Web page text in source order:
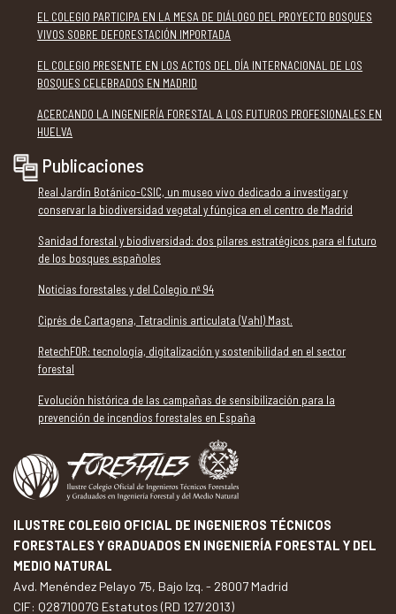
EL COLEGIO PARTICIPA EN LA MESA DE DIÁLOGO DEL PROYECTO BOSQUES
VIVOS SOBRE DEFORESTACIÓN IMPORTADA
EL COLEGIO PRESENTE EN LOS ACTOS DEL DÍA INTERNACIONAL DE LOS
BOSQUES CELEBRADOS EN MADRID
ACERCANDO LA INGENIERÍA FORESTAL A LOS FUTUROS PROFESIONALES EN
HUELVA
Publicaciones
Real Jardín Botánico-CSIC, un museo vivo dedicado a investigar y
conservar la biodiversidad vegetal y fúngica en el centro de Madrid
Sanidad forestal y biodiversidad: dos pilares estratégicos para el futuro
de los bosques españoles
Noticias forestales y del Colegio nº 94
Ciprés de Cartagena, Tetraclinis articulata (Vahl) Mast.
RetechFOR: tecnología, digitalización y sostenibilidad en el sector
forestal
Evolución histórica de las campañas de sensibilización para la
prevención de incendios forestales en España
ILUSTRE COLEGIO OFICIAL DE INGENIEROS TÉCNICOS
FORESTALES Y GRADUADOS EN INGENIERÍA FORESTAL Y DEL
MEDIO NATURAL
Avd. Menéndez Pelayo 75, Bajo Izq. - 28007 Madrid
CIF: Q2871007G Estatutos (RD 127/2013)